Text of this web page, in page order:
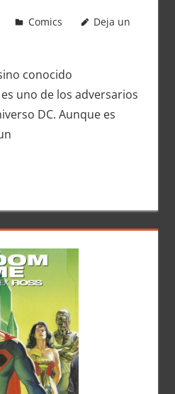
Carlitox Banana
Comics
Deja un
conocido
uno de los adversarios
DC. Aunque es